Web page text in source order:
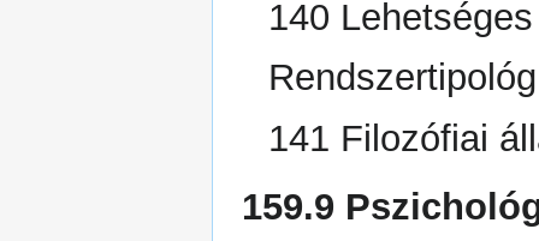
140
141 Filozófiai
159.9